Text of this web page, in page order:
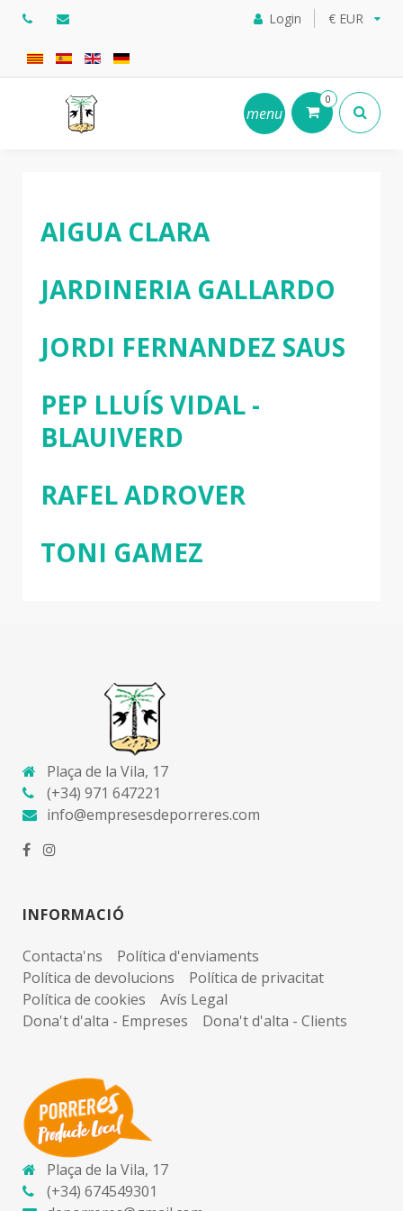
Login € EUR
menu
0
AIGUA CLARA
JARDINERIA GALLARDO
JORDI FERNANDEZ SAUS
PEP LLUÍS VIDAL -
BLAUIVERD
RAFEL ADROVER
TONI GAMEZ
Plaça de la Vila, 17
(+34) 971 647221
info@empresesdeporreres.com
INFORMACIÓ
Contacta'ns
Política d'enviaments
Política de devolucions
Política de privacitat
Política de cookies
Avís Legal
Dona't d'alta - Empreses
Dona't d'alta - Clients
Plaça de la Vila, 17
(+34) 674549301